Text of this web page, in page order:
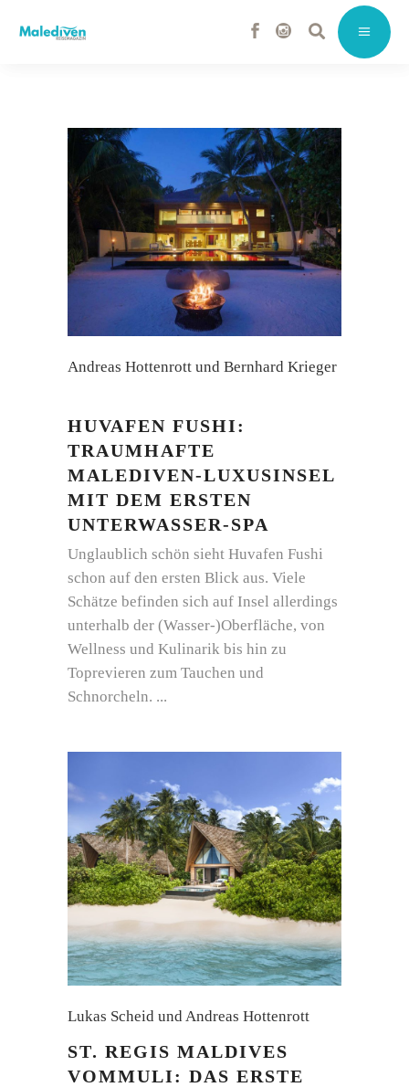
Andreas Hottenrott und Bernhard Krieger
HUVAFEN FUSHI:
TRAUMHAFTE
MALEDIVEN-LUXUSINSEL
MIT DEM ERSTEN
UNTERWASSER-SPA
Unglaublich schön sieht Huvafen Fushi
schon auf den ersten Blick aus. Viele
Schätze befinden sich auf Insel allerdings
unterhalb der (Wasser-)Oberfläche, von
Wellness und Kulinarik bis hin zu
Toprevieren zum Tauchen und
Schnorcheln.
Lukas Scheid und Andreas Hottenrott
ST. REGIS MALDIVES
VOMMULI: DAS ERSTE